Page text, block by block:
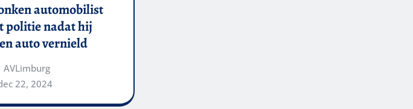
automobilist
politie nadat hij
auto vernield
AVLimburg
22, 2024